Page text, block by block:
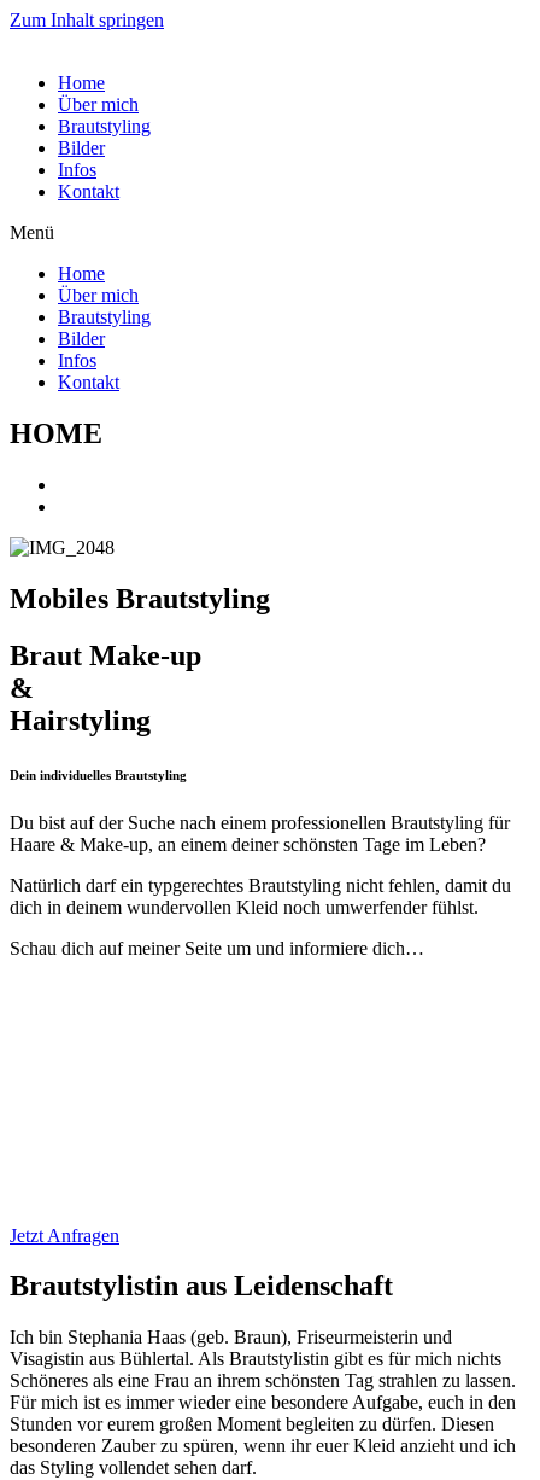
Zum Inhalt springen
Home
Über mich
Brautstyling
Bilder
Infos
Kontakt
Menü
Home
Über mich
Brautstyling
Bilder
Infos
Kontakt
HOME
Mobiles Brautstyling
Braut Make-up
&
Hairstyling
Dein individuelles Brautstyling
Du bist auf der Suche nach einem professionellen Brautstyling für
Haare & Make-up, an einem deiner schönsten Tage im Leben?
Natürlich darf ein typgerechtes Brautstyling nicht fehlen, damit du
dich in deinem wundervollen Kleid noch umwerfender fühlst.
Schau dich auf meiner Seite um und informiere dich…
Jetzt Anfragen
Brautstylistin aus Leidenschaft
Ich bin Stephania Haas (geb. Braun), Friseurmeisterin und
Visagistin aus Bühlertal. Als Brautstylistin gibt es für mich nichts
Schöneres als eine Frau an ihrem schönsten Tag strahlen zu lassen.
Für mich ist es immer wieder eine besondere Aufgabe, euch in den
Stunden vor eurem großen Moment begleiten zu dürfen. Diesen
besonderen Zauber zu spüren, wenn ihr euer Kleid anzieht und ich
das Styling vollendet sehen darf.